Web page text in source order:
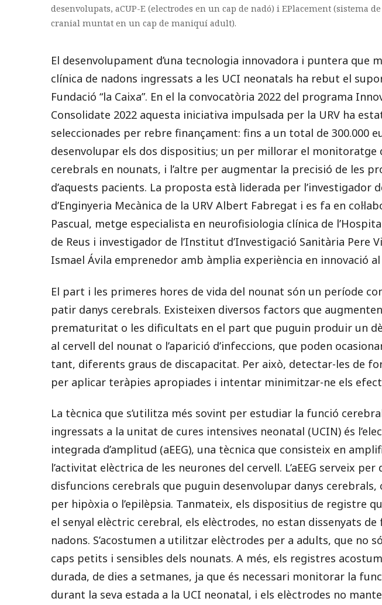
desenvolupats, aCUP-E (electrodes en un cap de nadó) i EPlacement (sistema
cranial muntat en un cap de maniquí adult).
El desenvolupament d’una tecnologia innovadora i puntera que
clínica de nadons ingressats a les UCI neonatals ha rebut el
Fundació “la Caixa”. En el la convocatòria 2022 del programa
Consolidate 2022 aquesta iniciativa impulsada per la URV ha
seleccionades per rebre finançament: fins a un total de 300.000
desenvolupar els dos dispositius; un per millorar el monitoratge
cerebrals en nounats, i l’altre per augmentar la precisió de les
d’aquests pacients. La proposta està liderada per l’investigador
d’Enginyeria Mecànica de la URV Albert Fabregat i es fa en
Pascual, metge especialista en neurofisiologia clínica de
de Reus i investigador de l’Institut d’Investigació Sanitària Pere
Ismael Ávila emprenedor amb àmplia experiència en innovació
El part i les primeres hores de vida del nounat són un període
patir danys cerebrals. Existeixen diversos factors que
prematuritat o les dificultats en el part que puguin produir un
al cervell del nounat o l’aparició d’infeccions, que poden
tant, diferents graus de discapacitat. Per això, detectar-les de
per aplicar teràpies apropiades i intentar minimitzar-ne els
La tècnica que s’utilitza més sovint per estudiar la funció
ingressats a la unitat de cures intensives neonatal (UCIN) és
integrada d’amplitud (aEEG), una tècnica que consisteix en
l’activitat elèctrica de les neurones del cervell. L’aEEG serveix
disfuncions cerebrals que puguin desenvolupar danys cerebrals,
per hipòxia o l’epilèpsia. Tanmateix, els dispositius de registre
el senyal elèctric cerebral, els elèctrodes, no estan dissenyats
nadons. S’acostumen a utilitzar elèctrodes per a adults, que no
caps petits i sensibles dels nounats. A més, els registres
durada, de dies a setmanes, ja que és necessari monitorar la
durant la seva estada a la UCI neonatal, i els elèctrodes no